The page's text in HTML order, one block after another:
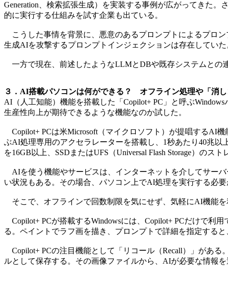
Generation、検索拡張生成）を実装する事例が広がってきた
的に実行する仕組みを試す企業も出ている。
こうした事情を背景に、悪意のあるプロンプトによるプロ
生成AIを攻撃するプロンプトインジェクションは存在してい
一方で現在、前述したようなLLMとDBや既存システムとの
３．AI搭載パソコンは何ができる？ オフライン処理や「消
AI（人工知能）機能を搭載した「Copilot+ PC」と呼ぶ
生産性向上が期待できるような機能なのか試した。
Copilot+ PCは米Microsoft（マイクロソフト）が提唱するAI機
ぶAI処理専用のアクセラレーターを搭載し、1秒あたり40兆以
を16GB以上、SSDまたはUFS（Universal Flash Storage）のス
AIを使う機能やサービスは、インターネットを介してサー
い状況もある。その場合、パソコン上でAI処理を実行する必
そこで、オフラインで回数制限を気にせず、気軽にAI機能を
Copilot+ PCが搭載するWindowsには、Copilot+ PCだけで利
る。ペイントでラフ画を描き、プロンプトで詳細を指定する
Copilot+ PCの注目機能として「リコール（Recall）」があ
ルとして保存する。その画像ファイルから、AIが必要な情報